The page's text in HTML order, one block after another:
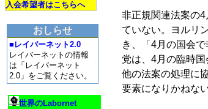
入会希望者はこちらへ
おしらせ
■レイバーネット2.0
レイバーネットの情報
は「レイバーネット
2.0」をご覧ください。
世界のLabornet
非正規関連法案の
ていない。ヨルリ
き、「4月の国会
党は、4月の臨時
他の法案の処理に
要素になりかねな